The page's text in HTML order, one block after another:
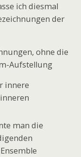
ich diesmal
der
ohne die
Aufstellung
innere
man die